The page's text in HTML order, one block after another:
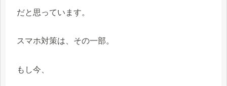
だと思っています。
スマホ対策は、その一部。
もし今、